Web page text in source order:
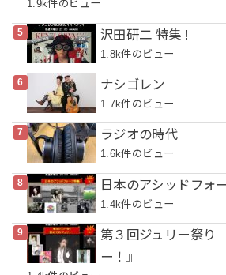
1.9k件のビュー
沢田研二 特集 !
1.8k件のビュー
ナシゴレン
1.7k件のビュー
ラジオの時代
1.6k件のビュー
日本のアシッドフォ
1.4k件のビュー
第３回ジュリー祭り
ー！』